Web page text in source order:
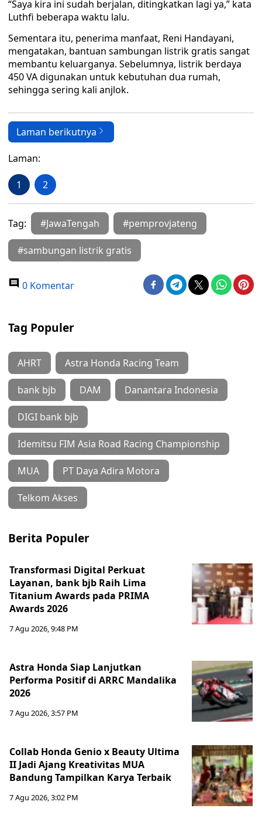
“Saya kira ini sudah berjalan, ditingkatkan lagi ya,” kata
Luthfi beberapa waktu lalu.
Sementara itu, penerima manfaat, Reni Handayani,
mengatakan, bantuan sambungan listrik gratis sangat
membantu keluarganya. Sebelumnya, listrik berdaya
450 VA digunakan untuk kebutuhan dua rumah,
sehingga sering kali anjlok.
Laman berikutnya
Laman:
1 2
Tag: #JawaTengah #pemprovjateng
#sambungan listrik gratis
0 Komentar
Tag Populer
AHRT Astra Honda Racing Team
bank bjb DAM Danantara Indonesia
DIGI bank bjb
Idemitsu FIM Asia Road Racing Championship
MUA PT Daya Adira Motora
Telkom Akses
Berita Populer
Transformasi Digital Perkuat
Layanan, bank bjb Raih Lima
Titanium Awards pada PRIMA
Awards 2026
7 Agu 2026, 9:48 PM
Astra Honda Siap Lanjutkan
Performa Positif di ARRC Mandalika
2026
7 Agu 2026, 3:57 PM
Collab Honda Genio x Beauty Ultima
II Jadi Ajang Kreativitas MUA
Bandung Tampilkan Karya Terbaik
7 Agu 2026, 3:02 PM